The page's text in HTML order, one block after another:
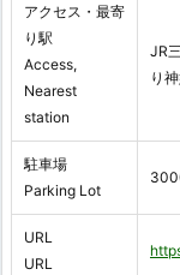
アクセス・最寄
り駅
Access,
Nearest
station
JR
り
駐車場
Parking Lot
URL
URL